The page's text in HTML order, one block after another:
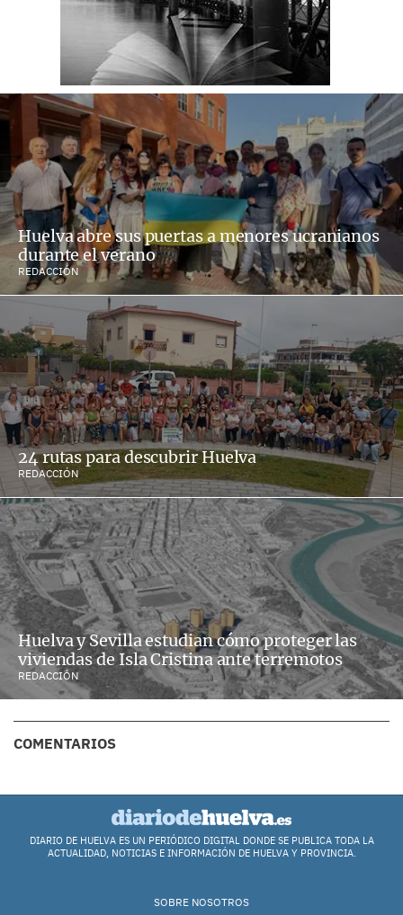
Huelva abre sus puertas a menores ucranianos
durante el verano
REDACCIÓN
24 rutas para descubrir Huelva
REDACCIÓN
Huelva y Sevilla estudian cómo proteger las
viviendas de Isla Cristina ante terremotos
REDACCIÓN
COMENTARIOS
DIARIO DE HUELVA ES UN PERIÓDICO DIGITAL DONDE SE PUBLICA TODA LA
ACTUALIDAD, NOTICIAS E INFORMACIÓN DE HUELVA Y PROVINCIA.
SOBRE NOSOTROS